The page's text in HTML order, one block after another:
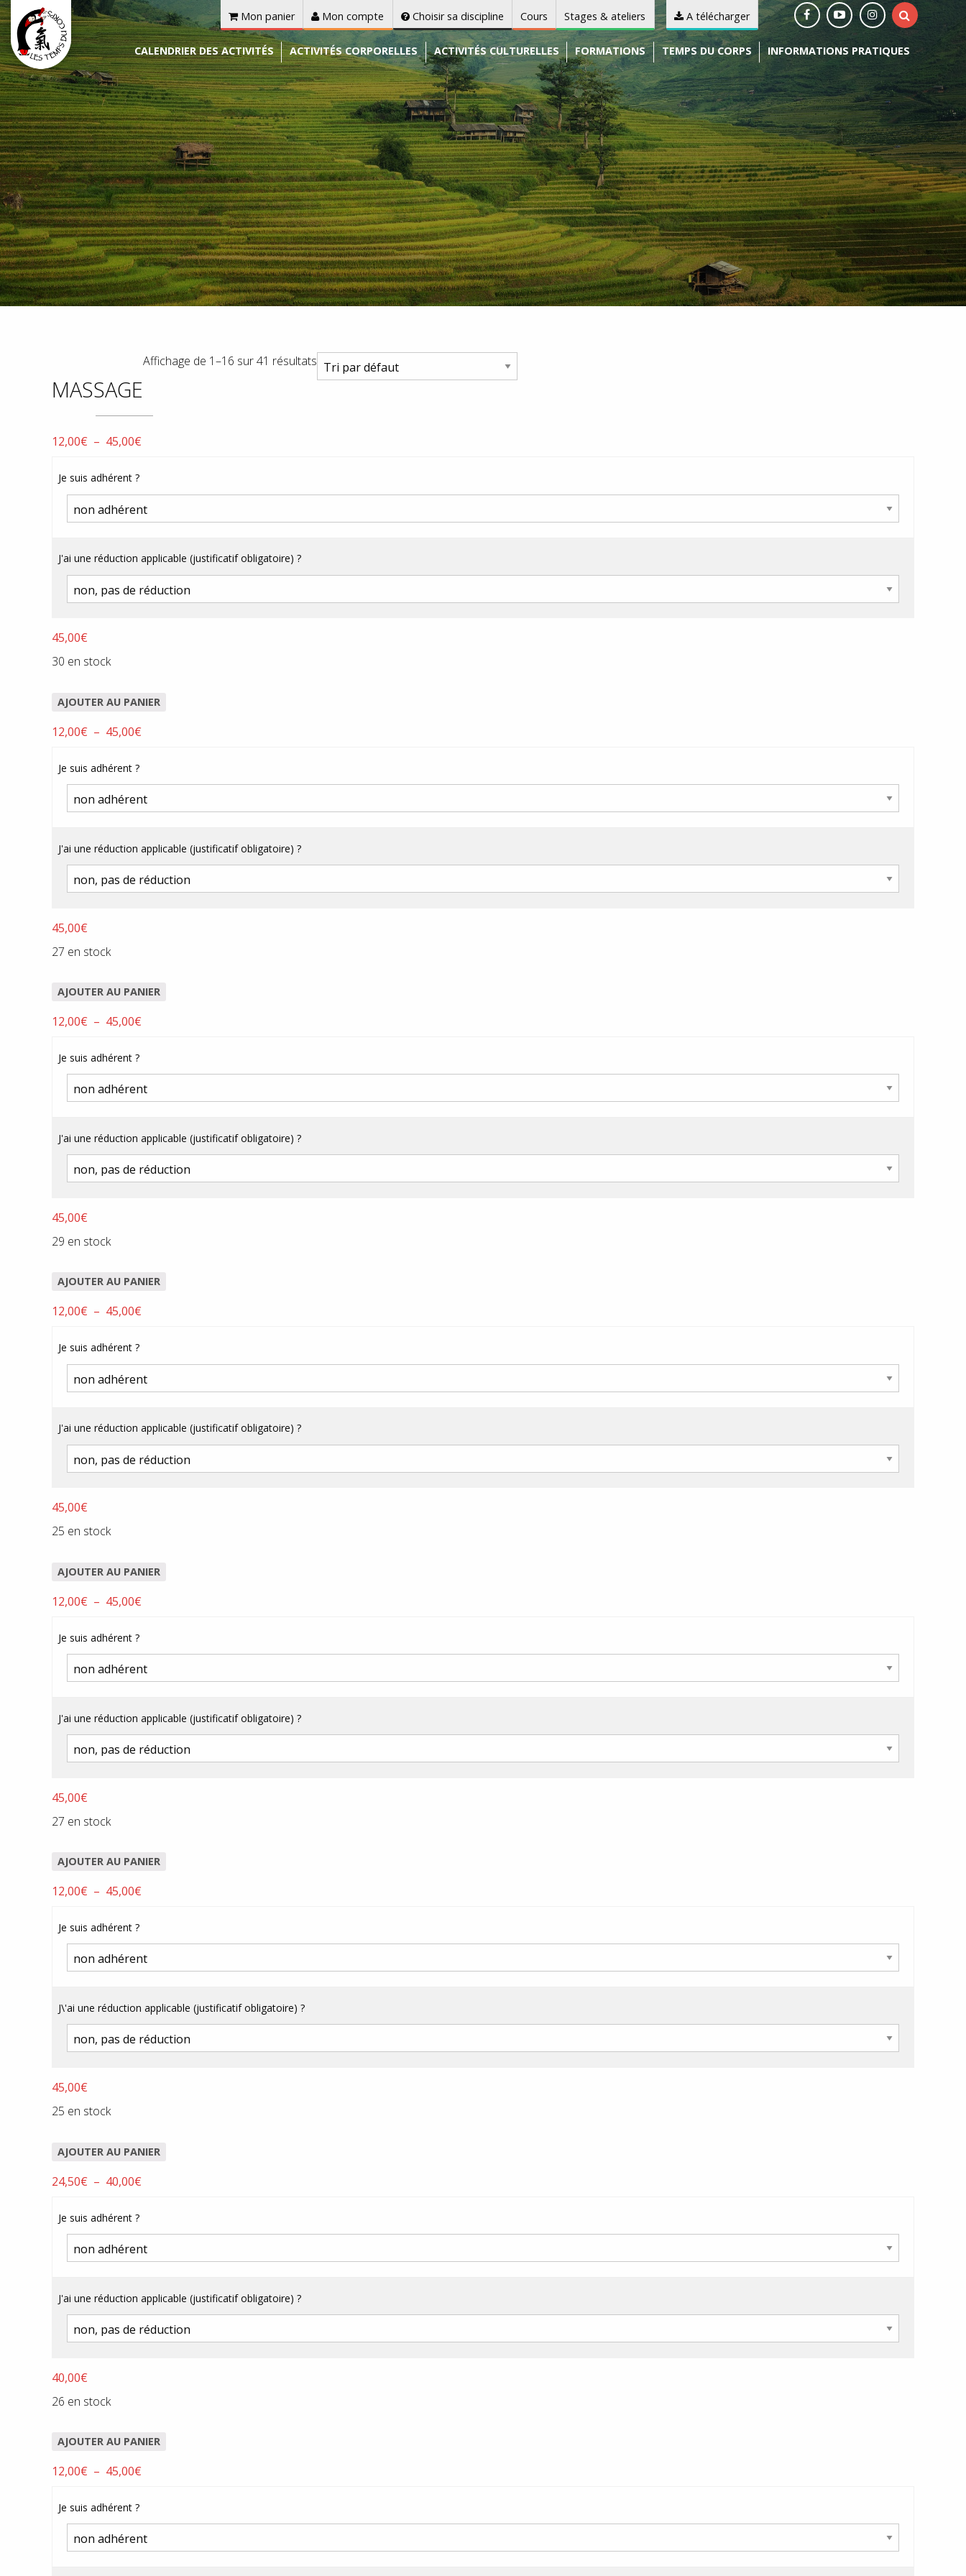
Mon panier Mon compte Choisir sa discipline Cours Stages & ateliers A télécharger
CALENDRIER DES ACTIVITÉS ACTIVITÉS CORPORELLES ACTIVITÉS CULTURELLES FORMATIONS TEMPS DU CORPS INFORMATIONS PRATIQUES
MASSAGE
Affichage de 1–16 sur 41 résultats
12,00€ – 45,00€
12,00€
à
Je suis adhérent ?
J'ai une réduction applicable (justificatif obligatoire) ?
45,00€
30 en stock
AJOUTER AU PANIER
12,00€ – 45,00€
12,00€
à
Je suis adhérent ?
J'ai une réduction applicable (justificatif obligatoire) ?
45,00€
27 en stock
AJOUTER AU PANIER
12,00€ – 45,00€
12,00€
à
Je suis adhérent ?
J'ai une réduction applicable (justificatif obligatoire) ?
45,00€
29 en stock
AJOUTER AU PANIER
12,00€ – 45,00€
12,00€
à
Je suis adhérent ?
J'ai une réduction applicable (justificatif obligatoire) ?
45,00€
25 en stock
AJOUTER AU PANIER
12,00€ – 45,00€
12,00€
à
Je suis adhérent ?
J'ai une réduction applicable (justificatif obligatoire) ?
45,00€
27 en stock
AJOUTER AU PANIER
12,00€ – 45,00€
12,00€
à
Je suis adhérent ?
J\'ai une réduction applicable (justificatif obligatoire) ?
45,00€
25 en stock
AJOUTER AU PANIER
24,50€ – 40,00€
24,50€
à
Je suis adhérent ?
J'ai une réduction applicable (justificatif obligatoire) ?
40,00€
26 en stock
AJOUTER AU PANIER
12,00€ – 45,00€
12,00€
à
Je suis adhérent ?